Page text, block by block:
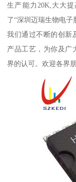
生产能力20K,大大
了“深圳迈瑞生物电子
我们通过不断的创新
产品工艺，为你及广
界的认可。欢迎各界